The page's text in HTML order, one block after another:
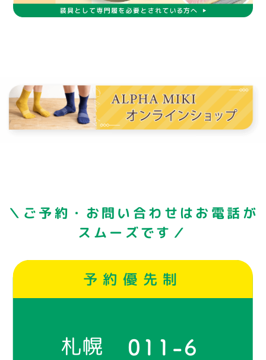
＼ご予約・お問い合わせはお電話が
スムーズです／
予約優先制
札幌 011-6